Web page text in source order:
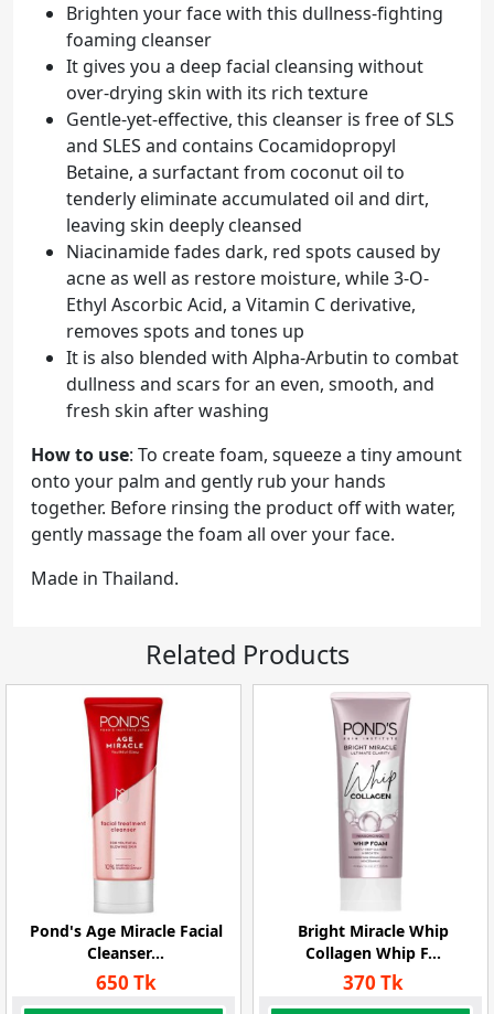
Brighten your face with this dullness-fighting
foaming cleanser
It gives you a deep facial cleansing without
over-drying skin with its rich texture
Gentle-yet-effective, this cleanser is free of SLS
and SLES and contains Cocamidopropyl
Betaine, a surfactant from coconut oil to
tenderly eliminate accumulated oil and dirt,
leaving skin deeply cleansed
Niacinamide fades dark, red spots caused by
acne as well as restore moisture, while 3-O-
Ethyl Ascorbic Acid, a Vitamin C derivative,
removes spots and tones up
It is also blended with Alpha-Arbutin to combat
dullness and scars for an even, smooth, and
fresh skin after washing
How to use: To create foam, squeeze a tiny amount
onto your palm and gently rub your hands
together. Before rinsing the product off with water,
gently massage the foam all over your face.
Made in Thailand.
Related Products
Pond's Age Miracle Facial
Cleanser...
650 Tk
Bright Miracle Whip
Collagen Whip F...
370 Tk